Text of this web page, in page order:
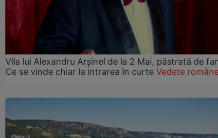
Vila lui Alexandru Arșinel de la 2 Mai, păstrată de
Ce se vinde chiar la intrarea în curte Vedete